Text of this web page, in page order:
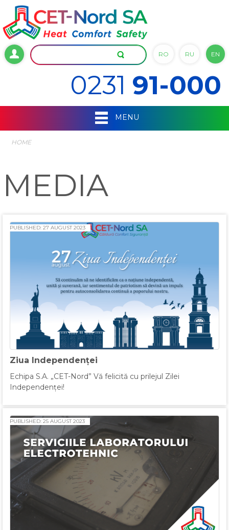
RO RU EN
0231 91-000
MENU
HOME
MEDIA
Ziua Independenței
PUBLISHED: 27 AUGUST 2023
Echipa S.A. „CET-Nord” Vă felicită cu prilejul Zilei
Independenței!
PUBLISHED: 25 AUGUST 2023